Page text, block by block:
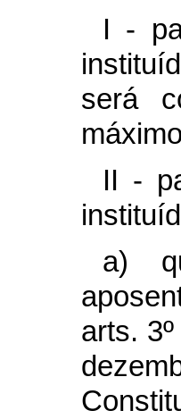
I -
será
II -
a)
arts.